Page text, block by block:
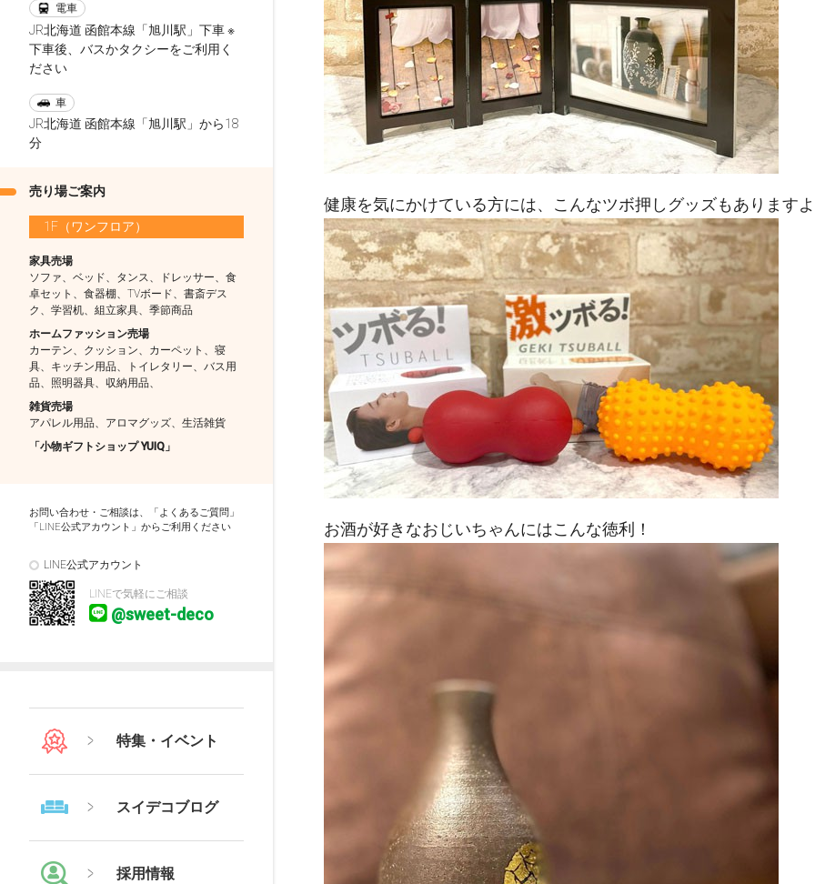
電車
JR北海道 函館本線「旭川駅」下車 ※
下車後、バスかタクシーをご利用く
ださい
車
JR北海道 函館本線「旭川駅」から18
分
売り場ご案内
1F（ワンフロア）
家具売場
ソファ、ベッド、タンス、ドレッサー、食
卓セット、食器棚、TVボード、書斎デス
ク、学習机、組立家具、季節商品
ホームファッション売場
カーテン、クッション、カーペット、寝
具、キッチン用品、トイレタリー、バス用
品、照明器具、収納用品、
雑貨売場
アパレル用品、アロマグッズ、生活雑貨
「小物ギフトショップ YUIQ」
お問い合わせ・ご相談は、「よくあるご質問」
「LINE公式アカウント」からご利用ください
LINE公式アカウント
LINEで気軽にご相談
@sweet-deco
特集・イベント
スイデコブログ
採用情報
健康を気にかけている方には、こんなツボ押しグッズもあります
お酒が好きなおじいちゃんにはこんな徳利！